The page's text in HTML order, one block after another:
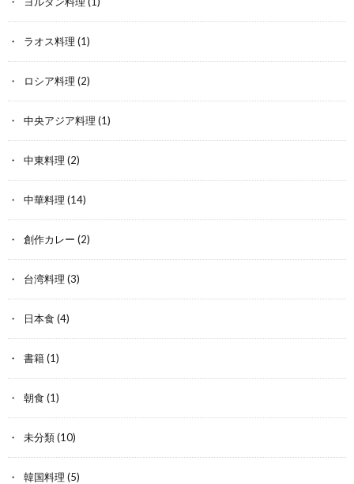
ラオス料理 (1)
ロシア料理 (2)
中央アジア料理 (1)
中東料理 (2)
中華料理 (14)
創作カレー (2)
台湾料理 (3)
日本食 (4)
書籍(1)
朝食 (1)
未分類(10)
韓国料理 (5)